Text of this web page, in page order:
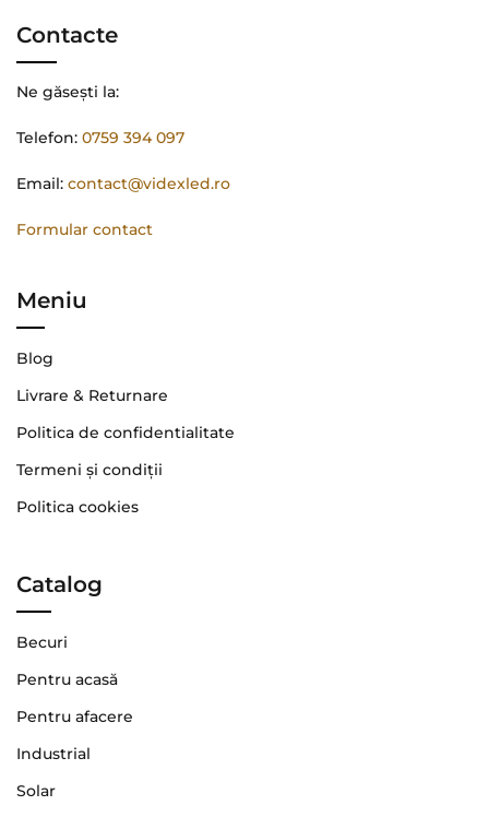
Contacte
Ne găsești la:
Telefon: 0759 394 097
Email: contact@videxled.ro
Formular contact
Meniu
Blog
Livrare & Returnare
Politica de confidentialitate
Termeni şi condiţii
Politica cookies
Catalog
Becuri
Pentru acasă
Pentru afacere
Industrial
Solar